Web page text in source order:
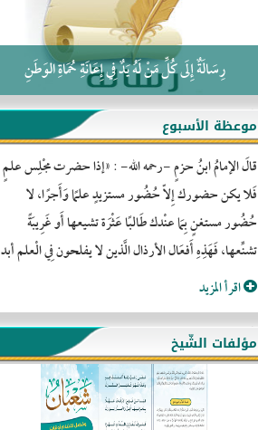
رِسَالَةٌ إِلَى كُلِّ مَنْ لَهُ يَدٌ فِي إِعَانَةِ حُمَاةِ الوَطَنِ
موعظة الأسبوع
قالَ الإمامُ ابنُ حزمٍ -رحمه الله- : «إذا حضرت مجْلِس علمٍ
فَلا يكن حضورك إِلاّ حُضُور مستزيدٍ علمًا وَأَجرًا، لا
حُضُور مستغنٍ بِمَا عنْدك طَالبًا عَثْرَة تشيعها أَو غَرِيبَةً
تشنِّعها، فَهَذِهِ أَفعَال الأرذال الَّذين لا يفلحون فِي الْعلم أبد
اقرأ المزيد
مؤلفات الشّيخ